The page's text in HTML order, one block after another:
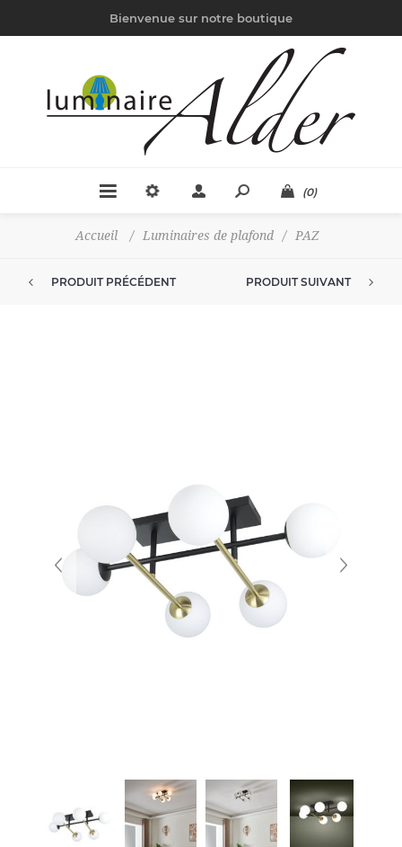
Bienvenue sur notre boutique
(0)
Accueil / Luminaires de plafond / PAZ
PRODUIT PRÉCÉDENT PRODUIT SUIVANT